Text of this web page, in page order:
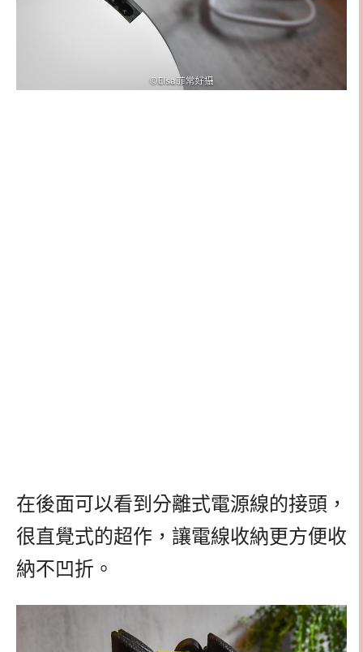
在後面可以看到分離式電源線的接頭，
很直覺式的超作，讓電線收納更方便收
納不凹折。